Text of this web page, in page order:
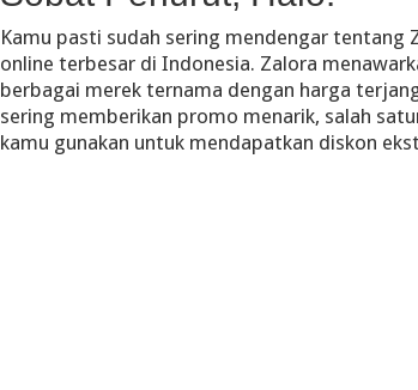
Kamu pasti sudah sering mendengar tentang
online terbesar di Indonesia. Zalora
berbagai merek ternama dengan harga
sering memberikan promo menarik, salah
kamu gunakan untuk mendapatkan diskon